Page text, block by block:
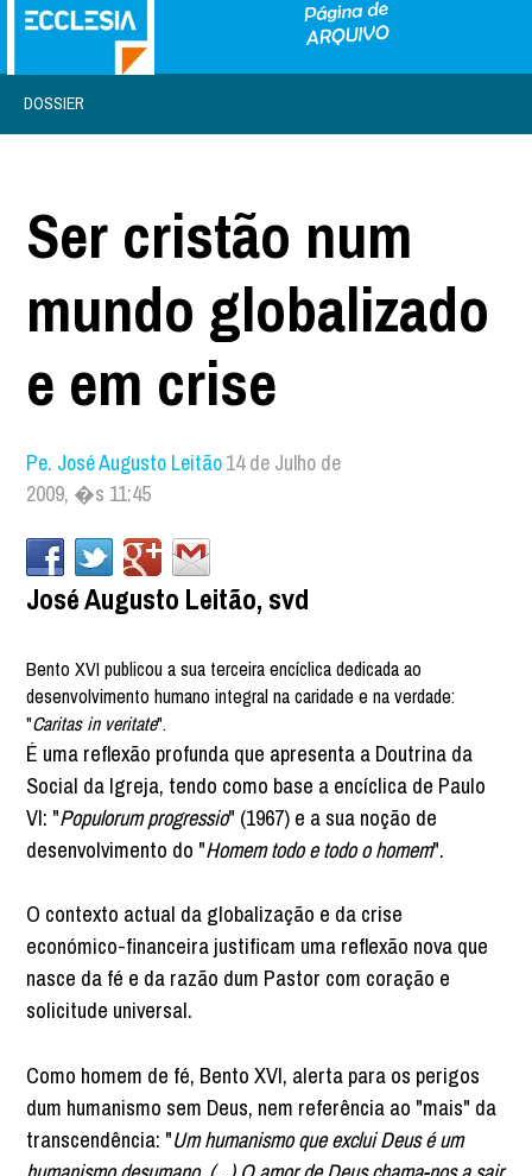
DOSSIER
Ser cristão num
mundo globalizado
e em crise
Pe. José Augusto Leitão14 de Julho de
2009, �s 11:45
José Augusto Leitão, svd
Bento XVI publicou a sua terceira encíclica dedicada ao
desenvolvimento humano integral na caridade e na verdade:
"Caritas in veritate".
É uma reflexão profunda que apresenta a Doutrina da
Social da Igreja, tendo como base a encíclica de Paulo
VI: "Populorum progressio" (1967) e a sua noção de
desenvolvimento do "Homem todo e todo o homem".
O contexto actual da globalização e da crise
económico-financeira justificam uma reflexão nova que
nasce da fé e da razão dum Pastor com coração e
solicitude universal.
Como homem de fé, Bento XVI, alerta para os perigos
dum humanismo sem Deus, nem referência ao "mais" da
transcendência: "Um humanismo que exclui Deus é um